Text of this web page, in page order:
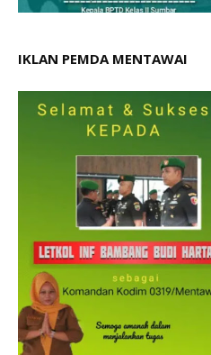
IKLAN PEMDA MENTAWAI